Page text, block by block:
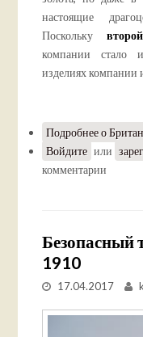
настоящие
Поскольку
компании стало
изделиях компании
Подробнеео
Войдите или
комментарии
Безопасный
1910
17.04.2017